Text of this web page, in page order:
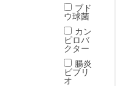
ブド
ウ球菌
カン
ピロバ
クター
腸炎
ビブリ
オ